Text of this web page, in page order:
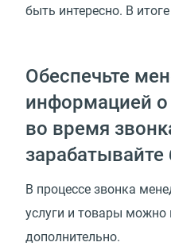
быть интересно. В
Обеспечьте
информацией о
во время
В процессе звонка
услуги и товары можно
дополнительно.